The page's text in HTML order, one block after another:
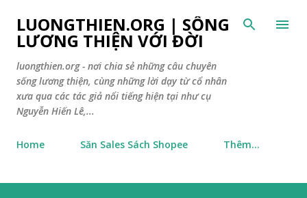
Chuyển đến nội dung chính
LUONGTHIEN.ORG | SỐNG
LƯƠNG THIỆN VỚI ĐỜI
luongthien.org - nơi chia sẻ những câu chuyên
sống lương thiện, cùng những lời dạy từ cổ nhân
xưa qua các tác giả nổi tiếng hiện tại như cụ
Nguyễn Hiến Lê,...
Home Săn Sales Sách Shopee Thêm…